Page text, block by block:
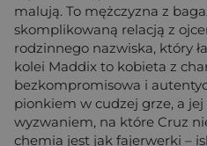
malują. To mężczyzna z
skomplikowaną relacją z
rodzinnego nazwiska, który
kolei Maddix to kobieta z
bezkompromisowa i
pionkiem w cudzej grze, a jej
wyzwaniem, na które Cruz
chemia jest jak fajerwerki –